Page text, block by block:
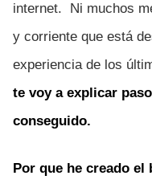
internet. Ni muchos
y corriente que está
experiencia de los
te voy a explicar
conseguido.
Por que he creado